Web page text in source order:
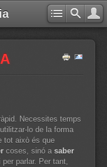
Necessites temps
lo de la forma
tot això és que
coses, sinó a saber
parlar. Per tant,